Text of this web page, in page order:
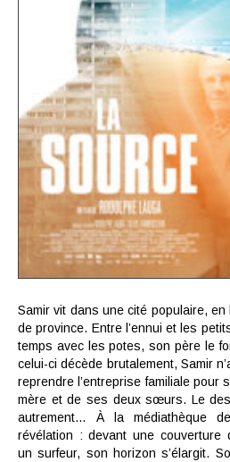
Samir vit dans une cité populaire, en
de province. Entre l’ennui et les
temps avec les potes, son père le
celui-ci décède brutalement, Samir
reprendre l’entreprise familiale pour
mère et de ses deux sœurs. Le
autrement… À la médiathèque
révélation : devant une couverture
un surfeur, son horizon s’élargit.